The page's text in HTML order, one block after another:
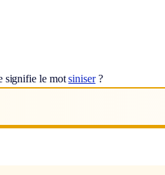
signifie le motsiniser?